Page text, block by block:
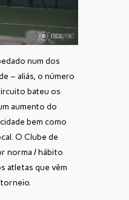
num dos
– aliás, o número
bateu os
aumento do
bem como
O Clube de
norma / hábito
atletas que vêm